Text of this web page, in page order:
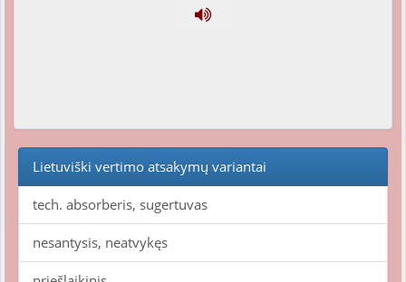
Lietuviški vertimo atsakymų variantai
tech. absorberis, sugertuvas
nesantysis, neatvykęs